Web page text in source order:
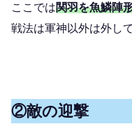
ここでは関羽を魚鱗陣
戦法は軍神以外は外し
②敵の迎撃